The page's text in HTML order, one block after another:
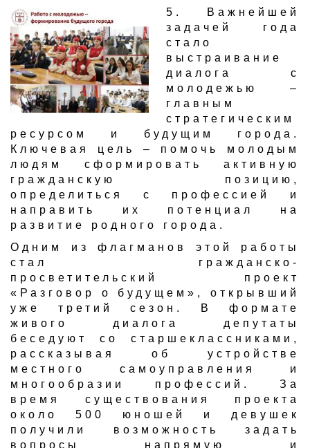
5. Важнейшей
задачей года
стало
выстраивание
диалога с
молодежью –
главным
стратегическим
ресурсом и будущим города.
Ключевая цель – помочь молодым
людям сформировать активную
гражданскую позицию,
определиться с профессией и
направить их потенциал на
развитие родного города.
Одним из флагманов этой работы
стал гражданско-
просветительский проект
«Разговор о будущем», открывший
уже третий сезон. В формате
живого диалога депутаты
беседуют со старшеклассниками,
рассказывая об устройстве
местного самоуправления и
многообразии профессий. За
время существования проекта
около 500 юношей и девушек
получили возможность задать
вопросы напрямую и